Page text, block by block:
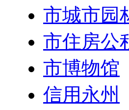
市城市园
市住房公
市博物馆
信用永州